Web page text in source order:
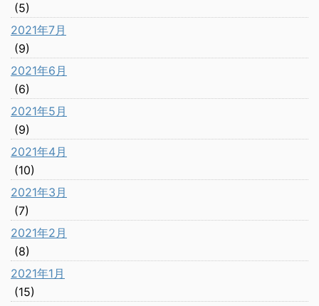
(5)
2021年7月
(9)
2021年6月
(6)
2021年5月
(9)
2021年4月
(10)
2021年3月
(7)
2021年2月
(8)
2021年1月
(15)